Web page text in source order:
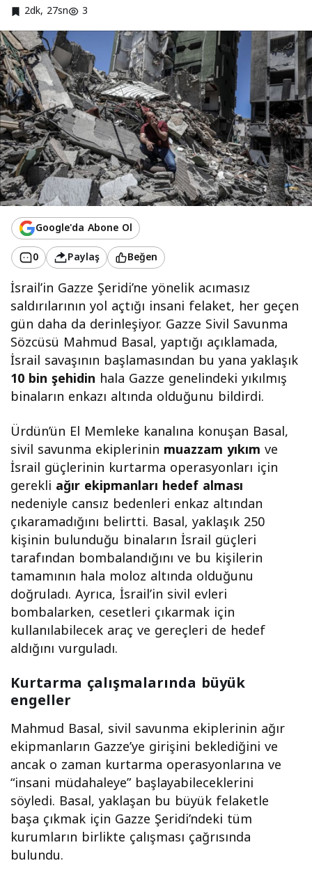
2dk, 27sn 3
Google'da Abone Ol
0
Paylaş Beğen
İsrail’in Gazze Şeridi’ne yönelik acımasız
saldırılarının yol açtığı insani felaket, her geçen
gün daha da derinleşiyor. Gazze Sivil Savunma
Sözcüsü Mahmud Basal, yaptığı açıklamada,
İsrail savaşının başlamasından bu yana yaklaşık
10 bin şehidin hala Gazze genelindeki yıkılmış
binaların enkazı altında olduğunu bildirdi.
Ürdün’ün El Memleke kanalına konuşan Basal,
sivil savunma ekiplerinin muazzam yıkım ve
İsrail güçlerinin kurtarma operasyonları için
gerekli ağır ekipmanları hedef alması
nedeniyle cansız bedenleri enkaz altından
çıkaramadığını belirtti. Basal, yaklaşık 250
kişinin bulunduğu binaların İsrail güçleri
tarafından bombalandığını ve bu kişilerin
tamamının hala moloz altında olduğunu
doğruladı. Ayrıca, İsrail’in sivil evleri
bombalarken, cesetleri çıkarmak için
kullanılabilecek araç ve gereçleri de hedef
aldığını vurguladı.
Kurtarma çalışmalarında büyük
engeller
Mahmud Basal, sivil savunma ekiplerinin ağır
ekipmanların Gazze’ye girişini beklediğini ve
ancak o zaman kurtarma operasyonlarına ve
“insani müdahaleye” başlayabileceklerini
söyledi. Basal, yaklaşan bu büyük felaketle
başa çıkmak için Gazze Şeridi’ndeki tüm
kurumların birlikte çalışması çağrısında
bulundu.